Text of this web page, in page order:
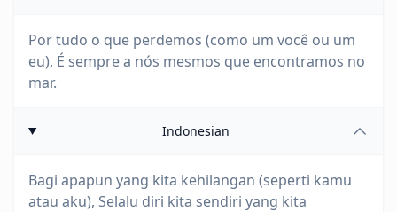
Por tudo o que perdemos (como um você ou um
eu), É sempre a nós mesmos que encontramos no
mar.
Indonesian
Bagi apapun yang kita kehilangan (seperti kamu
atau aku), Selalu diri kita sendiri yang kita